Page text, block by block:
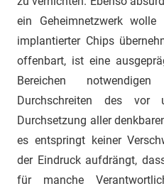
ein Geheimnetzwerk
implantierter Chips
offenbart, ist eine
Bereichen
Durchschreiten des
Durchsetzung aller
es entspringt keiner
der Eindruck aufdrängt,
für manche